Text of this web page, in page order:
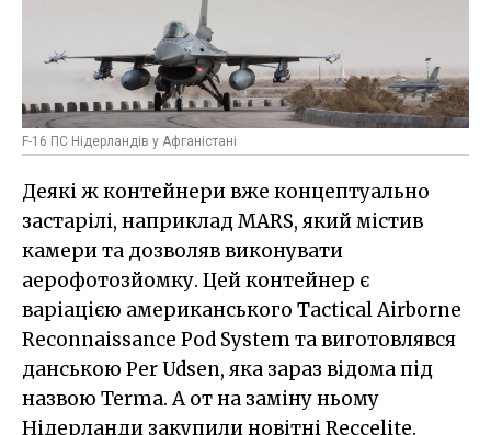
F-16 ПС Нідерландів у Афганістані
Деякі ж контейнери вже концептуально
застарілі, наприклад MARS, який містив
камери та дозволяв виконувати
аерофотозйомку. Цей контейнер є
варіацією американського Tactical Airborne
Reconnaissance Pod System та виготовлявся
данською Per Udsen, яка зараз відома під
назвою Terma. А от на заміну ньому
Нідерланди закупили новітні Reccelite.